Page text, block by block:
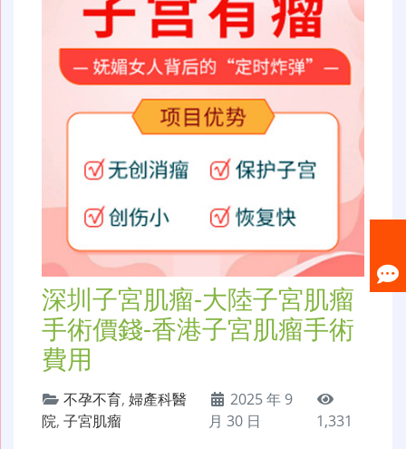
深圳子宮肌瘤-大陸子宮肌瘤
手術價錢-香港子宮肌瘤手術
費用
不孕不育, 婦產科醫
院, 子宮肌瘤
2025 年 9
月 30 日
1,331